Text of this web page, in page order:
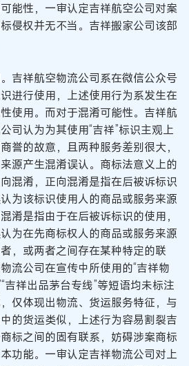
能性，一审认定吉祥航空公司对案
侵权并无不当。吉祥搬家公司该部
吉祥航空物流公司系在微信公众号
进行使用，上述使用行为系发生在
使用。而对于混淆可能性。吉祥航
司认为为其使用“吉祥”标识主观上
誉的故意，且两种服务差别很大，
源产生混淆误认。商标法意义上的
混淆，正向混淆是指在后被诉标识
为该标识使用人的商品或服务来源
淆是指由于在后被诉标识的使用，
为在先商标权人的商品或服务来源
，或两者之间存在某种特定的联
流公司在宣传中所使用的“吉祥物
吉祥出品茅台专线”等短语均未标注
仅体现出物流、货运服务特征，与
的货运类似，上述行为容易割裂吉
标之间的固有联系，妨碍涉案商标
功能。一审认定吉祥物流公司对上